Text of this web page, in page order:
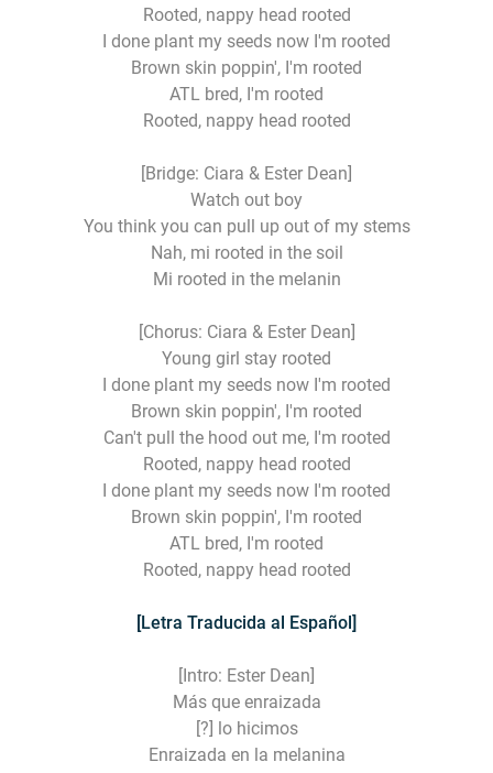
Rooted, nappy head rooted
I done plant my seeds now I'm rooted
Brown skin poppin', I'm rooted
ATL bred, I'm rooted
Rooted, nappy head rooted
[Bridge: Ciara & Ester Dean]
Watch out boy
You think you can pull up out of my stems
Nah, mi rooted in the soil
Mi rooted in the melanin
[Chorus: Ciara & Ester Dean]
Young girl stay rooted
I done plant my seeds now I'm rooted
Brown skin poppin', I'm rooted
Can't pull the hood out me, I'm rooted
Rooted, nappy head rooted
I done plant my seeds now I'm rooted
Brown skin poppin', I'm rooted
ATL bred, I'm rooted
Rooted, nappy head rooted
[Letra Traducida al Español]
[Intro: Ester Dean]
Más que enraizada
[?] lo hicimos
Enraizada en la melanina